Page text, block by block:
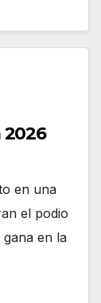
en una
el podio
en la